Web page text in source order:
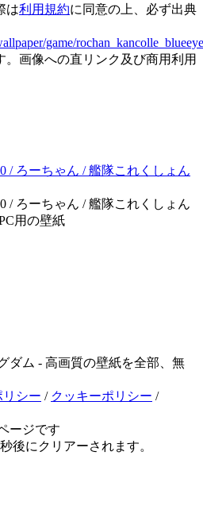
は利用規約に同意の上、必ず出典
game/
。画像への直リンク及び商用利用
/ ろーちゃん / 艦隊これくしょん
/ ろーちゃん / 艦隊これくしょん
用の壁紙
ダム - 高画質の壁紙を全部、無
リシー / クッキーポリシー /
ージです
秒後にクリアーされます。